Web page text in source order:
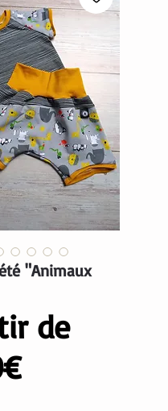
"Animaux
de
Prix